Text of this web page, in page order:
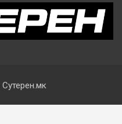
Сутерен.мк